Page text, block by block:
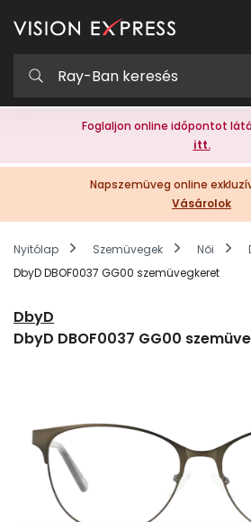
Foglaljon online időpontot
itt.
Napszemüveg online
Vásárolok
Nyitólap Szemüvegek Női
DbyD DBOF0037 GG00 szemüvegkeret
DbyD
DbyD DBOF0037 GG00